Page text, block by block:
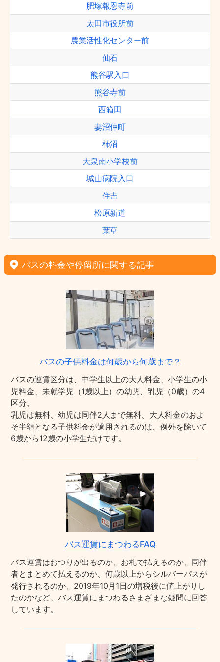
肥塚報恩寺前
太田市役所前
農業活性化センター前
仙石
熊谷駅入口
熊谷寺前
西箱田
妻沼仲町
柿沼
大泉南小学校前
城山病院入口
住吉
松原新道
葉草
バスの料金や停留所に関する記事
バスの子供料金は何歳から何歳まで？
バスの運賃区分は、中学生以上の大人料金、小学生の小
児料金、未就学児（1歳以上）の幼児、乳児（0歳）の4
区分。
乳児は無料、幼児は同伴2人まで無料、大人料金のおよ
そ半額となる子供料金が適用されるのは、例外を除いて
6歳から12歳の小学生だけです。
バス運賃にまつわるFAQ
バス運賃はおつりが出るのか、お札で払えるのか、同伴
者とまとめて払えるのか、何歳以上からシルバーパスが
発行されるのか、2019年10月1日の増税後に値上がりし
たのかなど、バス運賃にまつわるさまざまな疑問に回答
しています。